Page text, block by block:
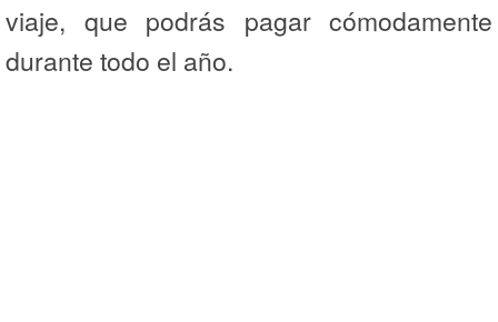
viaje, que podrás pagar cómodamente
durante todo el año.